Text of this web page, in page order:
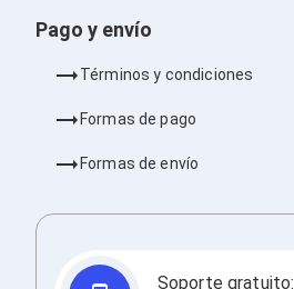
Bases para Laptops
Mochilas para Laptops
Tablets
Fundas y Skins
Tablets
Webcams
Bases para PC's
Pago y envío
Términos y condiciones
Formas de pago
Formas de envío
Soporte gratuito: